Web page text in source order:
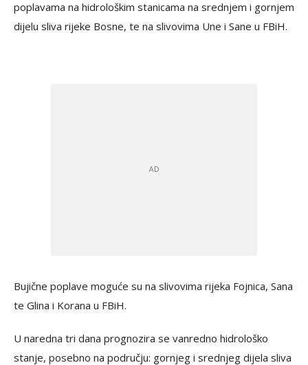
poplavama na hidrološkim stanicama na srednjem i gornjem
dijelu sliva rijeke Bosne, te na slivovima Une i Sane u FBiH.
Bujične poplave moguće su na slivovima rijeka Fojnica, Sana
te Glina i Korana u FBiH.
U naredna tri dana prognozira se vanredno hidrološko
stanje, posebno na području: gornjeg i srednjeg dijela sliva